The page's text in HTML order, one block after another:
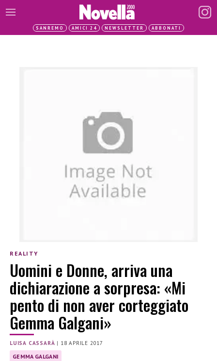
SANREMO AMICI 24 NEWSLETTER ABBONATI
REALITY
Uomini e Donne, arriva una
dichiarazione a sorpresa: «Mi
pento di non aver corteggiato
Gemma Galgani»
LUISA CASSARÀ | 18 APRILE 2017
GEMMA GALGANI